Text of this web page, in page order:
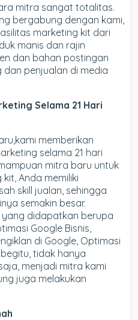
mitra sangat totalitas.
bergabung dengan kami,
marketing kit dari
manis dan rajin
dan bahan postingan
penjualan di media
Selama 21 Hari
memberikan
selama 21 hari
mitra baru untuk
Anda memiliki
skill jualan, sehingga
semakin besar.
yang didapatkan berupa
Google Bisnis,
di Google, Optimasi
tidak hanya
menjadi mitra kami
juga melakukan